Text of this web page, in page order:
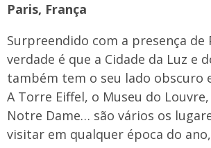
Paris, França
Surpreendido com a presença de
verdade é que a Cidade da Luz e
também tem o seu lado obscuro
A Torre Eiffel, o Museu do
Notre Dame… são vários os
visitar em qualquer época do